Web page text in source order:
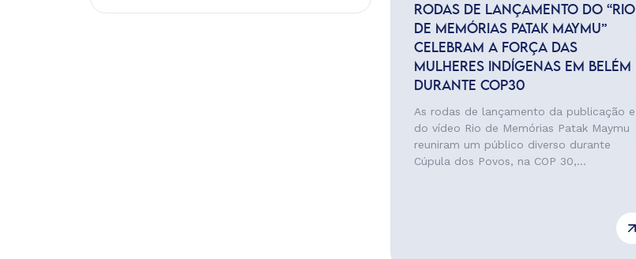
RODAS DE LANÇAMENTO DO “RIO
DE MEMÓRIAS PATAK MAYMU”
CELEBRAM A FORÇA DAS
MULHERES INDÍGENAS EM BELÉM
DURANTE COP30
As rodas de lançamento da publicação e
do vídeo Rio de Memórias Patak Maymu
reuniram um público diverso durante
Cúpula dos Povos, na COP 30,...